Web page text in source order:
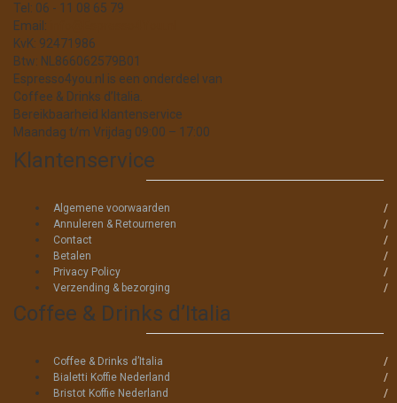
Tel: 06 - 11 08 65 79
Email:
KvK: 92471986
Btw: NL866062579B01
Espresso4you.nl is een onderdeel van
Coffee & Drinks d’Italia.
Bereikbaarheid klantenservice
Maandag t/m Vrijdag 09:00 – 17:00
Klantenservice
Algemene voorwaarden
Annuleren & Retourneren
Contact
Betalen
Privacy Policy
Verzending & bezorging
Coffee & Drinks d’Italia
Coffee & Drinks d’Italia
Bialetti Koffie Nederland
Bristot Koffie Nederland